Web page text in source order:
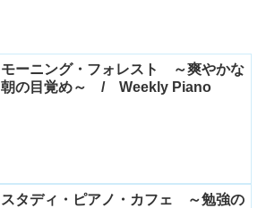
モーニング・フォレスト ～爽やかな
朝の目覚め～ / Weekly Piano
スタディ・ピアノ・カフェ ～勉強の